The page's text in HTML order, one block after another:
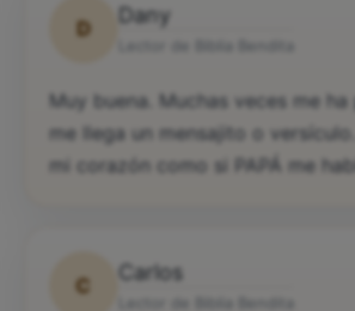
D
Dany
Muy buena. Muchas veces me
me llega un mensajito o
mi corazón como si PAPÁ me
C
Carlos